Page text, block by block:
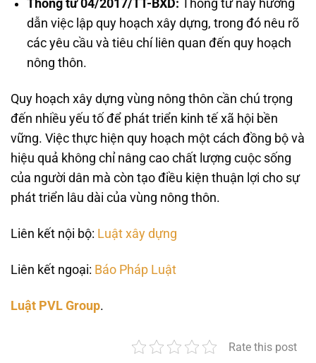
Thông tư 04/2017/TT-BXD: Thông tư này hướng
dẫn việc lập quy hoạch xây dựng, trong đó nêu rõ
các yêu cầu và tiêu chí liên quan đến quy hoạch
nông thôn.
Quy hoạch xây dựng vùng nông thôn cần chú trọng
đến nhiều yếu tố để phát triển kinh tế xã hội bền
vững. Việc thực hiện quy hoạch một cách đồng bộ và
hiệu quả không chỉ nâng cao chất lượng cuộc sống
của người dân mà còn tạo điều kiện thuận lợi cho sự
phát triển lâu dài của vùng nông thôn.
Liên kết nội bộ: Luật xây dựng
Liên kết ngoại: Báo Pháp Luật
Luật PVL Group.
Rate this post